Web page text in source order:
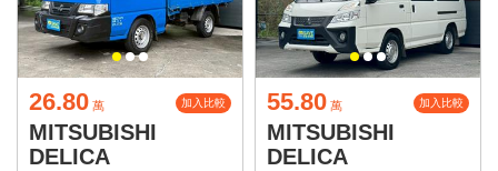
26.80 萬 加入比較
MITSUBISHI
DELICA
55.80 萬 加入比較
MITSUBISHI
DELICA